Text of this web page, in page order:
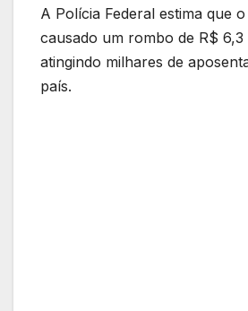
A Polícia Federal estima que
causado um rombo de R$ 6,3
atingindo milhares de
país.